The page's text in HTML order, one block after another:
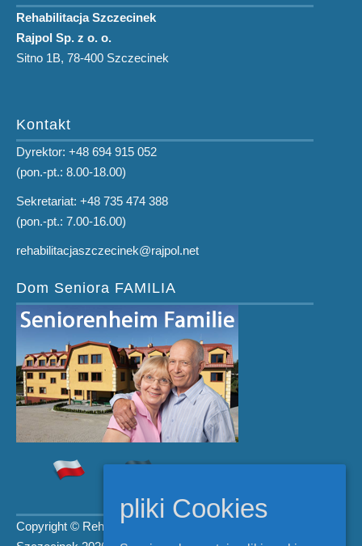
Rehabilitacja Szczecinek
Rajpol Sp. z o. o.
Sitno 1B, 78-400 Szczecinek
Kontakt
Dyrektor: +48 694 915 052
(pon.-pt.: 8.00-18.00)
Sekretariat: +48 735 474 388
(pon.-pt.: 7.00-16.00)
rehabilitacjaszczecinek@rajpol.net
Dom Seniora FAMILIA
Copyright © Rehabilitacja
pliki Cookies